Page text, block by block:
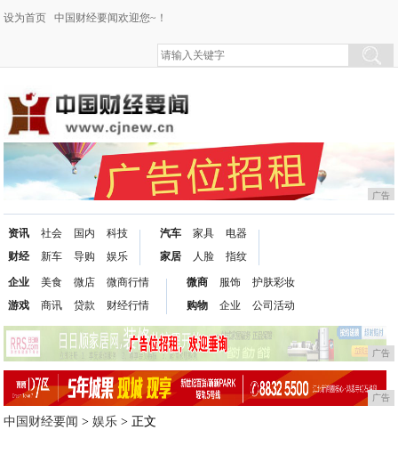
设为首页 中国财经要闻欢迎您~！
广告
资讯
财经
社会
新车
国内
导购
科技
娱乐
汽车
家居
家具
人脸
电器
指纹
企业
游戏
美食
商讯
微店
贷款
微商行情
财经行情
微商
购物
服饰
企业
护肤彩妆
公司活动
广告
广告
中国财经要闻 >娱乐 > 正文